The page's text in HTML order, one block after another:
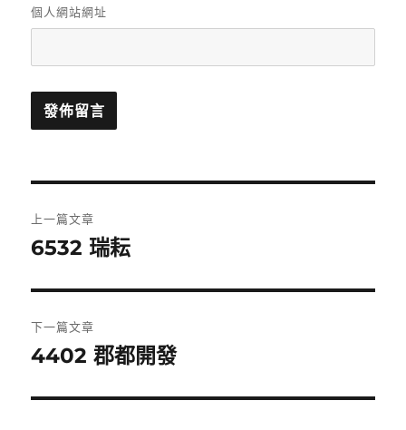
個人網站網址
章
覽
上一篇文章
上
篇
文
章:
6532 瑞耘
下一篇文章
下
篇
4402 郡都開發